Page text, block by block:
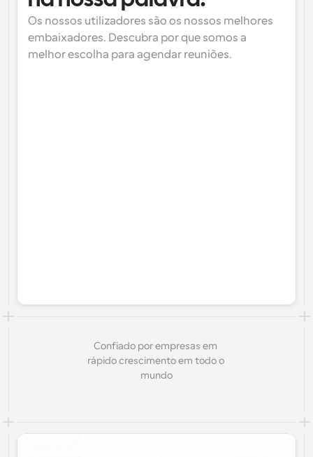
Os nossos utilizadores são os nossos melhores
embaixadores. Descubra por que somos a
melhor escolha para agendar reuniões.
Confiado por empresas em
rápido crescimento em todo o
mundo